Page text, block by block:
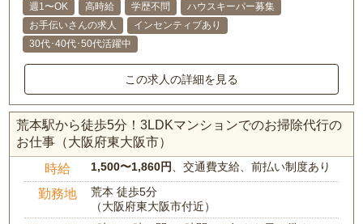
週1〜OK 高時給 学歴不問
ハウスキーパー募集
お手伝いさんの求人
インセンティブあり
30代･40代･50代活躍中
この求人の詳細を見る
荒本駅から徒歩5分！3LDKマンションでのお掃除代行の
お仕事（大阪府東大阪市）
時給 1,500〜1,860円、交通費支給、前払い制度あり
勤務地
荒本 徒歩5分
（大阪府東大阪市付近）